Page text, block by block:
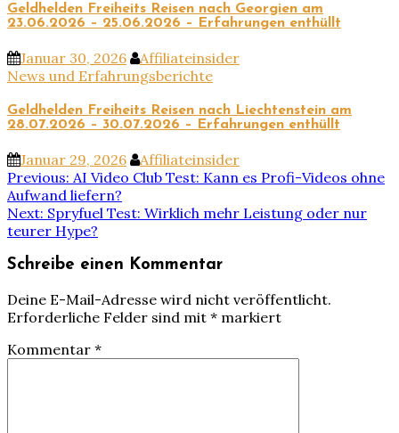
Geldhelden Freiheits Reisen nach Georgien am
23.06.2026 – 25.06.2026 – Erfahrungen enthüllt
Januar 30, 2026
Affiliateinsider
News und Erfahrungsberichte
Geldhelden Freiheits Reisen nach Liechtenstein am
28.07.2026 – 30.07.2026 – Erfahrungen enthüllt
Januar 29, 2026 Affiliateinsider
Beitragsnavigation
Previous: AI Video Club Test: Kann es Profi-Videos ohne
Aufwand liefern?
Next: Spryfuel Test: Wirklich mehr Leistung oder nur
teurer Hype?
Schreibe einen Kommentar
Deine E-Mail-Adresse wird nicht veröffentlicht.
Erforderliche Felder sind mit * markiert
Kommentar *